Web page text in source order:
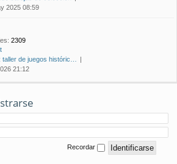
2025 08:59
: 2309
taller de juegos históric…
21:12
Recordar